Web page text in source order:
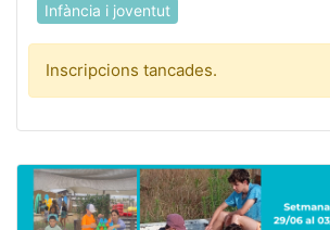
Infància i joventut
Inscripcions tancades.